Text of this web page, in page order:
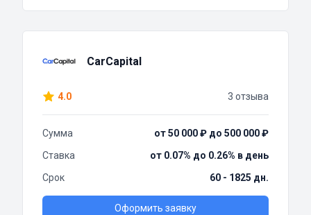
CarCapital
4.0 3 отзыва
Сумма
от 50 000 ₽ до 500 000 ₽
Ставка
от 0.07% до 0.26% в день
Срок
60 - 1825 дн.
Оформить заявку